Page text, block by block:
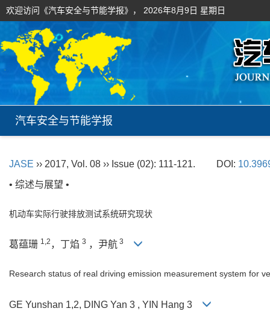
欢迎访问《汽车安全与节能学报》， 2026年8月9日 星期日
汽车安全与节能学报
JASE ›› 2017, Vol. 08 ›› Issue (02): 111-121. DOI:
• 综述与展望 •
机动车实际行驶排放测试系统研究现状
葛蕴珊 1,2 ，丁焰 3 ，尹航 3
Research status of real driving emission measurement system for
GE Yunshan 1,2, DING Yan 3 , YIN Hang 3